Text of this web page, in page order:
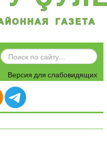
ИСКАТЬ...
Версия для слабовидящих